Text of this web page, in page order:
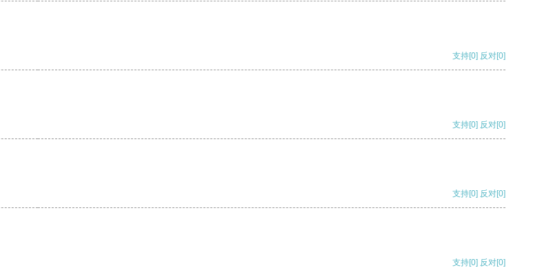
支持[0] 反对[0]
支持[0] 反对[0]
支持[0] 反对[0]
支持[0] 反对[0]